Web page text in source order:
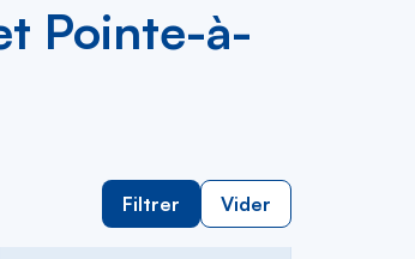
Pointe-à-
Filtrer Vider